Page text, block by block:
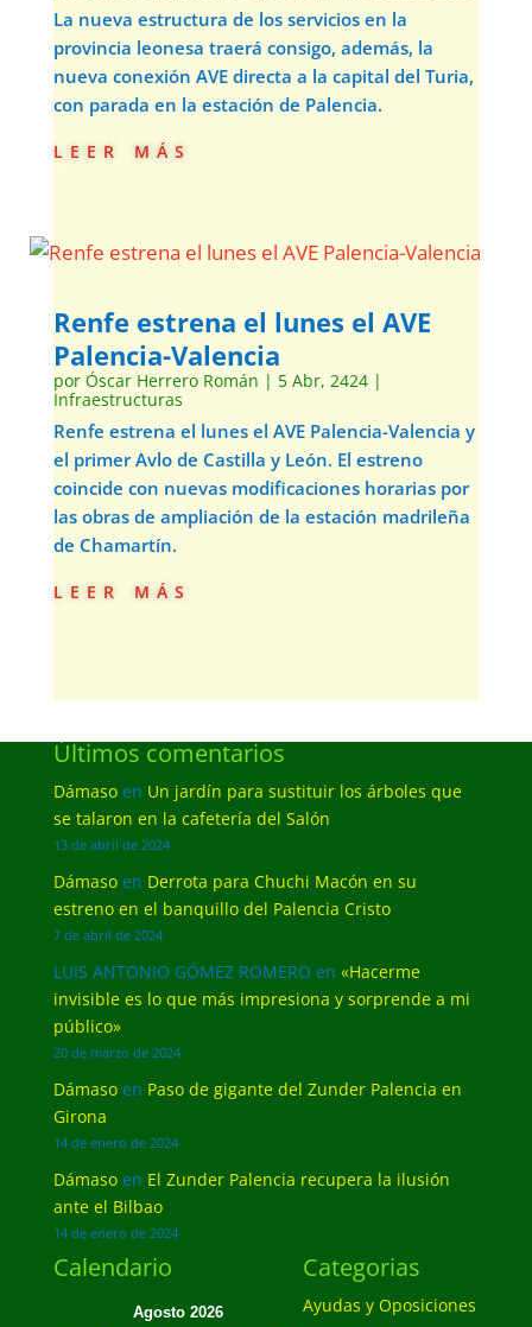
La nueva estructura de los servicios en la
provincia leonesa traerá consigo, además, la
nueva conexión AVE directa a la capital del Turia,
con parada en la estación de Palencia.
leer más
Renfe estrena el lunes el AVE
Palencia-Valencia
por Óscar Herrero Román | 5 Abr, 2424|
Infraestructuras
Renfe estrena el lunes el AVE Palencia-Valencia y
el primer Avlo de Castilla y León. El estreno
coincide con nuevas modificaciones horarias por
las obras de ampliación de la estación madrileña
de Chamartín.
leer más
Últimos comentarios
Dámasoen Un jardín para sustituir los árboles que
se talaron en la cafetería del Salón
13 de abril de 2024
Dámasoen Derrota para Chuchi Macón en su
estreno en el banquillo del Palencia Cristo
7 de abril de 2024
LUIS ANTONIO GÓMEZ ROMERO en «Hacerme
invisible es lo que más impresiona y sorprende a mi
público»
20 de marzo de 2024
Dámasoen Paso de gigante del Zunder Palencia en
Girona
14 de enero de 2024
Dámasoen El Zunder Palencia recupera la ilusión
ante el Bilbao
14 de enero de 2024
Calendario
Agosto 2026
Categorias
Ayudas y Oposiciones